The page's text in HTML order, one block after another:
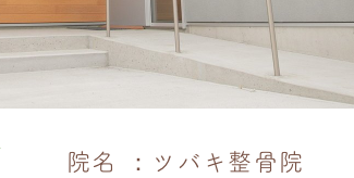
院名 ：ツバキ整骨院